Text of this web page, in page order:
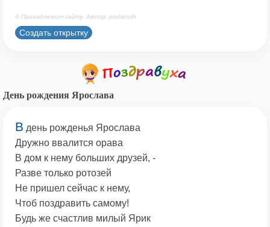
© Принадлежит сайту. Автор: podaristih
Создать открытку
День рождения Ярослава
В день рожденья Ярослава
Дружно ввалится орава
В дом к нему больших друзей, -
Разве только ротозей
Не пришел сейчас к нему,
Чтоб поздравить самому!
Будь же счастлив милый Ярик